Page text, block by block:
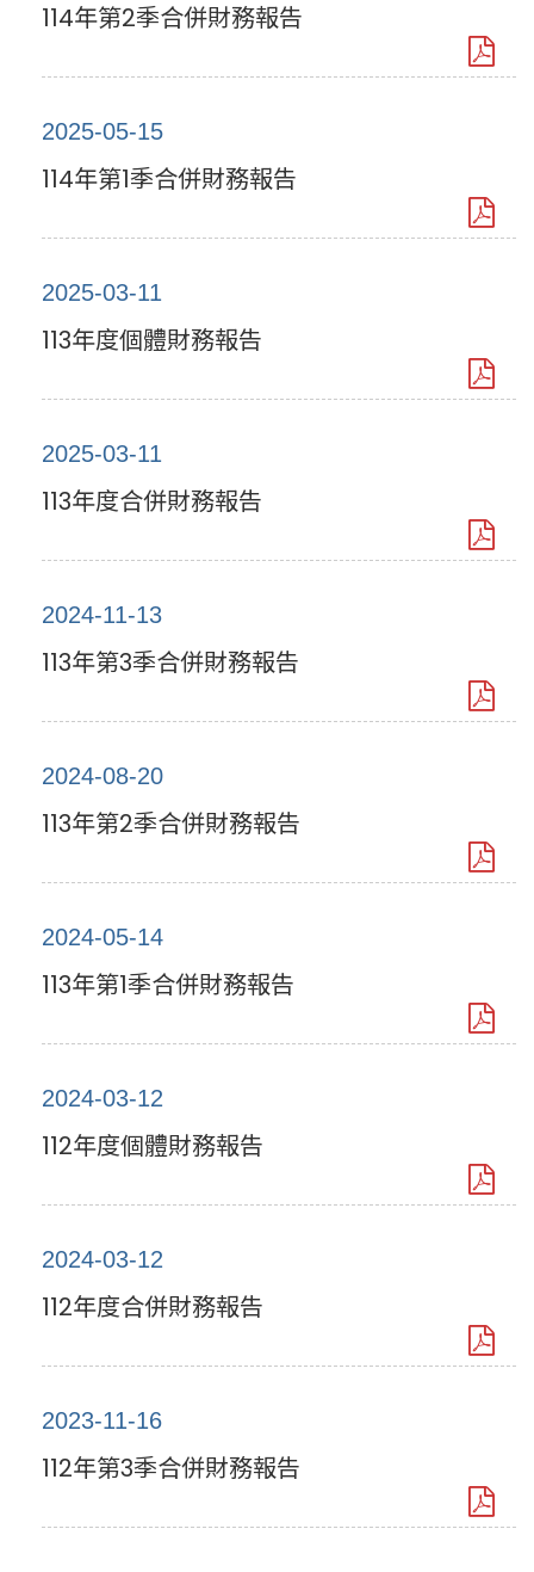
114年第2季合併財務報告
2025-05-15
114年第1季合併財務報告
2025-03-11
113年度個體財務報告
2025-03-11
113年度合併財務報告
2024-11-13
113年第3季合併財務報告
2024-08-20
113年第2季合併財務報告
2024-05-14
113年第1季合併財務報告
2024-03-12
112年度個體財務報告
2024-03-12
112年度合併財務報告
2023-11-16
112年第3季合併財務報告